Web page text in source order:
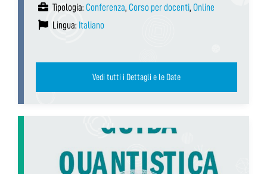
Tipologia: Conferenza, Corso per docenti, Online
Lingua: Italiano
Vedi tutti i Dettagli e le Date